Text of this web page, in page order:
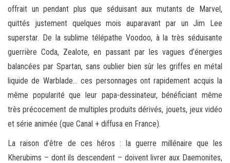
offrait un pendant plus que séduisant aux mutants de Marvel,
quittés justement quelques mois auparavant par un Jim Lee
superstar. De la sublime télépathe Voodoo, à la très séduisante
guerrière Coda, Zealote, en passant par les vagues d’énergies
balancées par Spartan, sans oublier bien sûr les griffes en métal
liquide de Warblade… ces personnages ont rapidement acquis la
même popularité que leur papa-dessinateur, bénéficiant même
très précocement de multiples produits dérivés, jouets, jeux vidéo
et série animée (que Canal + diffusa en France).
La raison d’être de ces héros : la guerre millénaire que les
Kherubims – dont ils descendent – doivent livrer aux Daemonites,